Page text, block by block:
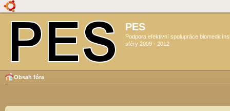
PES
Podpora efektivní spolupráce
sféry 2009 - 2012
Obsah fóra